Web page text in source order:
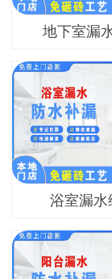
地下室漏
浴室漏水